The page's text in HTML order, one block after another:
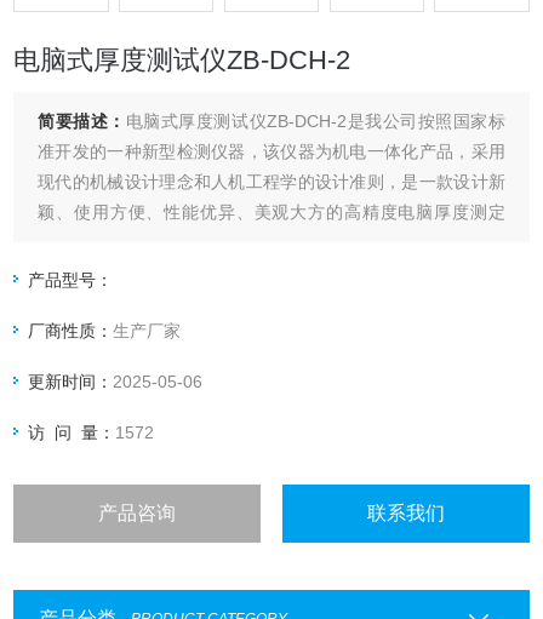
电脑式厚度测试仪ZB-DCH-2
简要描述： 电脑式厚度测试仪ZB-DCH-2是我公司按照国家标
准开发的一种新型检测仪器，该仪器为机电一体化产品，采用
现代的机械设计理念和人机工程学的设计准则，是一款设计新
颖、使用方便、性能优异、美观大方的高精度电脑厚度测定
试、转换、显示、记忆、打印、数据处理功能，是造纸、包
产品型号：
厂商性质：生产厂家
更新时间： 2025-05-06
访 问 量： 1572
产品咨询 联系我们